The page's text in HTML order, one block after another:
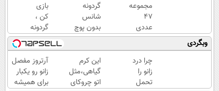
مجموعه
47
عددی
دریل
پیچ
گوشتی
شارژی
(تخفیف
گردونه
شانس
بدون پوچ
|
بچرخونش
1000 دلار
تتر ببر!
🔥😍
بازی
کن ،
گردونه
بچرخون
، جایزه
ببر 🎮
🔥😍
وبگردی
چرا درد
زانو را
تحمل
این کرم
گیاهی،مثل
اتو چروکای
آرتروز مفصل
زانو رو یکبار
برای همیشه